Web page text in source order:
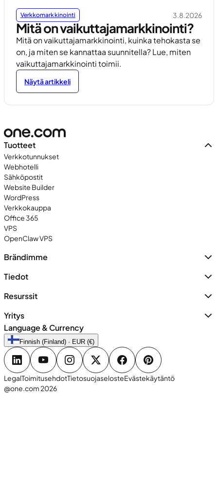
Verkkomarkkinointi 3.8.2026
Mitä on vaikuttajamarkkinointi?
Mitä on vaikuttajamarkkinointi, kuinka tehokasta se
on, ja miten se kannattaa suunnitella? Lue, miten
vaikuttajamarkkinointi toimii.
Näytä artikkeli
Tuotteet
Verkkotunnukset
Webhotelli
Sähköpostit
Website Builder
WordPress
Verkkokauppa
Office 365
VPS
OpenClaw VPS
Brändimme
Tiedot
Resurssit
Yritys
Language & Currency
Finnish (Finland) · EUR (€)
LegalToimitusehdotTietosuojaselosteEvästekäytäntö
@one.com 2026